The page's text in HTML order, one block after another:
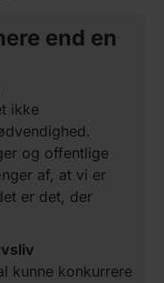
end en
ikke
og offentlige
af, at vi er
er det, der
kunne konkurrere